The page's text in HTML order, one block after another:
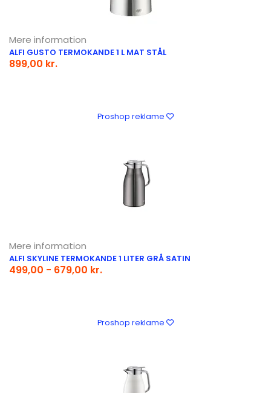
Mere information
ALFI GUSTO TERMOKANDE 1 L MAT STÅL
899,00 kr.
Proshop reklame
Mere information
ALFI SKYLINE TERMOKANDE 1 LITER GRÅ SATIN
499,00 - 679,00 kr.
Proshop reklame